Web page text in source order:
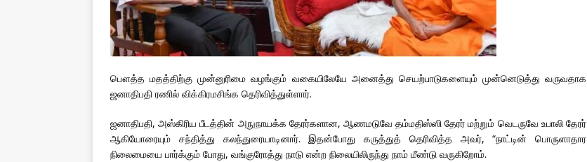
பௌத்த மதத்திற்கு முன்னுரிமை வழங்கும் வகையிலேயே அனைத்து செயற்பாடுகளையும் முன்னெடுத்து வருவதாக
ஜனாதிபதி ரணில் விக்கிரமசிங்க தெரிவித்துள்ளார்.
ஜனாதிபதி, அஸ்கிரிய பீடத்தின் அநுநாயக்க தேரர்களான, ஆணமடுவே தம்மதிஸ்ஸி தேரர் மற்றும் வெடருவே உபாலி தேரர்
ஆகியோரையும் சந்தித்து கலந்துரையாடினார். இதன்போது கருத்துத் தெரிவித்த அவர், “நாட்டின் பொருளாதார
நிலைமையை பார்க்கும் போது, வங்குரோத்து நாடு என்ற நிலையிலிருந்து நாம் மீண்டு வருகிறோம்.